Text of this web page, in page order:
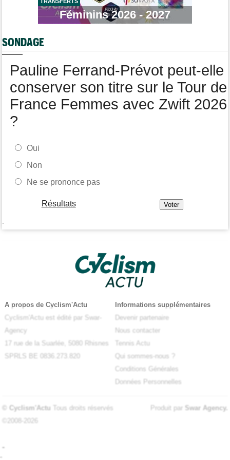
Isaac Del Toro prolonge avec UAE Team Emirates-XRG jusqu'en
semaine
Féminins 2026 - 2027
SONDAGE
Pauline Ferrand-Prévot peut-elle
conserver son titre sur le Tour de
France Femmes avec Zwift 2026
?
Oui
Non
Ne se prononce pas
Résultats
-
A propos de Cyclism'Actu
Cyclism'Actu est édité par Swar-
Agency
17 rue de la Suarlée, 5080 Rhisnes
SPRLS BE 0836.273.820
Informations supplémentaires
Devenir partenaire
Nous contacter
Tennis Actu
Qui sommes-nous ?
Conditions Générales
Données Personnelles
© Cyclism'Actu Tous droits réservés
©2008-2026
Produit par Swar Agency.
-
-